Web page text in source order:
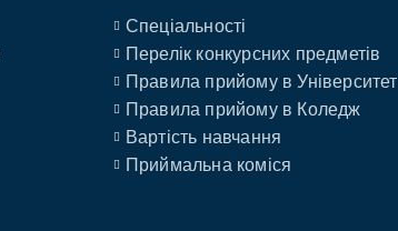
Спеціальності
Перелік конкурсних предметів
Правила прийому в Університет
Правила прийому в Коледж
Вартість навчання
Приймальна коміся